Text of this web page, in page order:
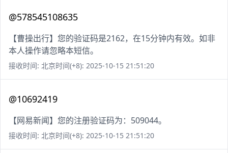
@578545108635
【曹操出行】您的验证码是2162，在15分钟内有效。如非
本人操作请忽略本短信。
接收时间: 北京时间(+8): 2025-10-15 21:51:20
@10692419
【网易新闻】您的注册验证码为：509044。
接收时间: 北京时间(+8): 2025-10-15 21:51:20